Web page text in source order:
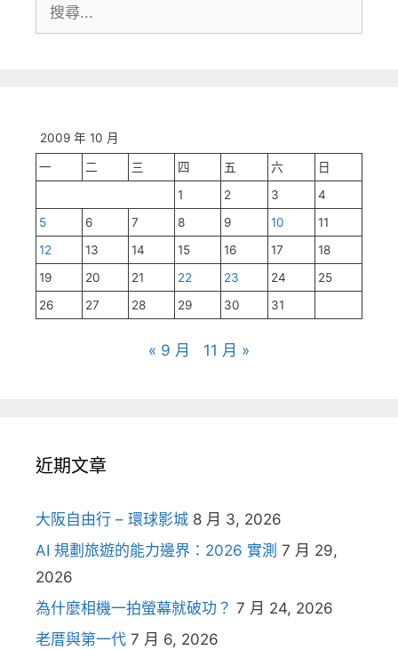
尋:
2009 年 10 月
一 二 三 四 五 六
日
1
2 3
4
5
6 7 8 9 10
11
12
13 14 15 16 17
18
19
20 21 22 23 24
25
26
27 28 29 30 31
« 9 月 11 月 »
近期文章
大阪自由行 – 環球影城 8 月 3, 2026
AI 規劃旅遊的能力邊界：2026 實測 7 月 29,
2026
為什麼相機一拍螢幕就破功？ 7 月 24, 2026
老厝與第一代 7 月 6, 2026